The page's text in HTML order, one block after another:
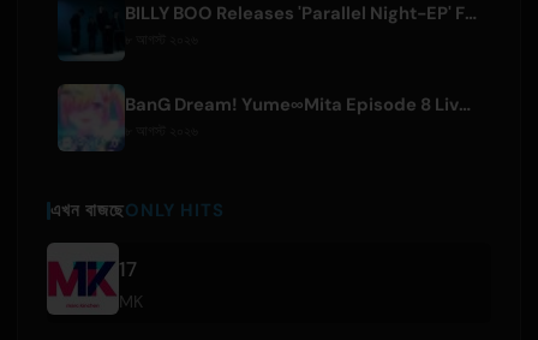
BILLY BOO Releases 'Parallel Night-EP' Featuring TV Drama Theme Song
BanG Dream! Yume∞Mita Episode 8 Live Clip Released
এখন বাজছেONLY HITS
17
MK